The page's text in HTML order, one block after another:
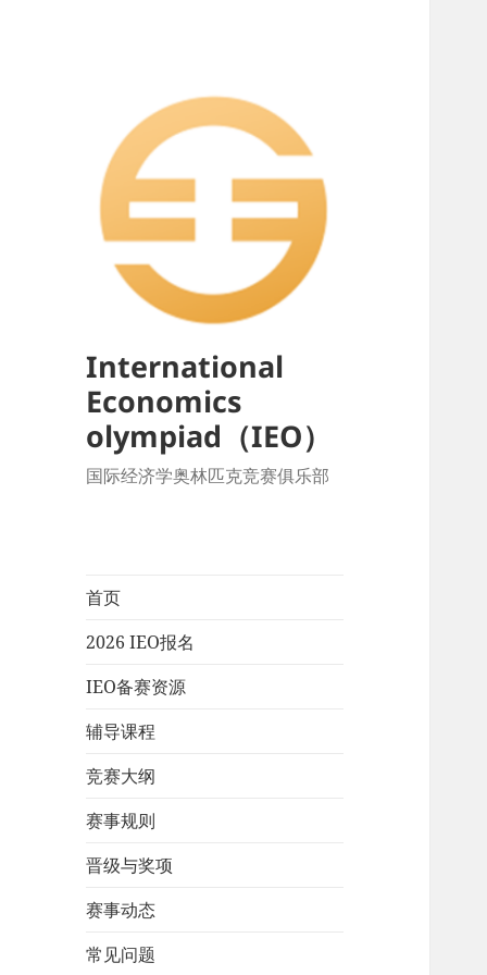
International
Economics
olympiad（IEO）
国际经济学奥林匹克竞赛俱乐部
首页
2026 IEO报名
IEO备赛资源
辅导课程
竞赛大纲
赛事规则
晋级与奖项
赛事动态
常见问题